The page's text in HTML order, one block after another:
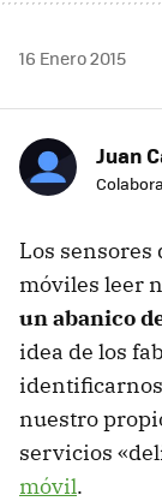
16 Enero 2015
Juan
Los
móviles leer
un abanico
idea de los
nuestro
servicios
móvil.